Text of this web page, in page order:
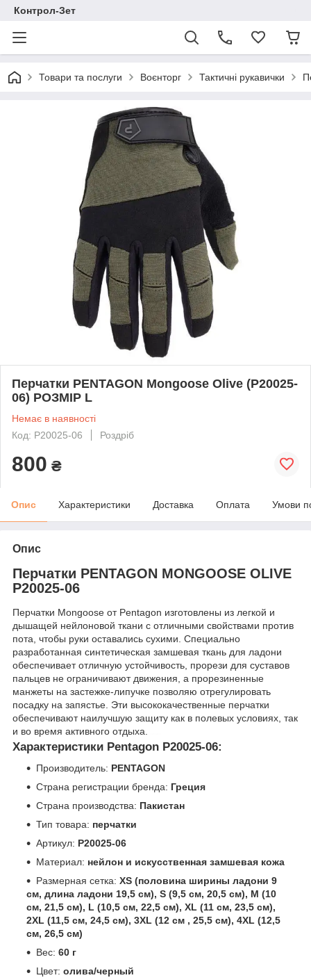
Контрол-Зет
Товари та послуги Воєнторг Тактичні рукавички
Перчатки PENTAGON Mongoose Olive (P20025-
06) РОЗМІР L
Немає в наявності
Код: P20025-06
Роздріб
800 ₴
Опис Характеристики Доставка Оплата Умови
Опис
Перчатки PENTAGON MONGOOSE OLIVE
P20025-06
Перчатки Mongoose от Pentagon изготовлены из легкой и
дышащей нейлоновой ткани с отличными свойствами против
пота, чтобы руки оставались сухими. Специально
разработанная синтетическая замшевая ткань для ладони
обеспечивает отличную устойчивость, прорези для суставов
пальцев не ограничивают движения, а прорезиненные
манжеты на застежке-липучке позволяю отрегулировать
посадку на запястье. Эти высококачественные перчатки
обеспечивают наилучшую защиту как в полевых условиях, так
и во время активного отдыха.
Характеристики Pentagon P20025-06:
Производитель: PENTAGON
Страна регистрации бренда: Греция
Страна производства: Пакистан
Тип товара: перчатки
Артикул: P20025-06
Материал: нейлон и искусственная замшевая кожа
Размерная сетка: XS (половина ширины ладони 9
см, длина ладони 19,5 см), S (9,5 см, 20,5 см), М (10
см, 21,5 см), L (10,5 см, 22,5 см), XL (11 см, 23,5 см),
2XL (11,5 см, 24,5 см), 3XL (12 см , 25,5 см), 4XL (12,5
см, 26,5 см)
Вес: 60 г
Цвет: олива/черный